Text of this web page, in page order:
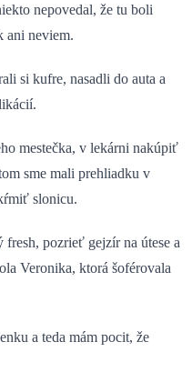
nepovedal, že tu boli
ani neviem.
si kufre, nasadli do auta a
mestečka, v lekárni nakúpiť
sme mali prehliadku v
slonicu.
pozrieť gejzír na útese a
Veronika, ktorá šoférovala
a teda mám pocit, že